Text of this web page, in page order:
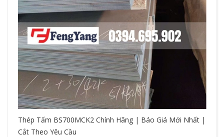
Thép Tấm BS700MCK2 Chính Hãng | Báo Giá Mới Nhất |
Cắt Theo Yêu Cầu